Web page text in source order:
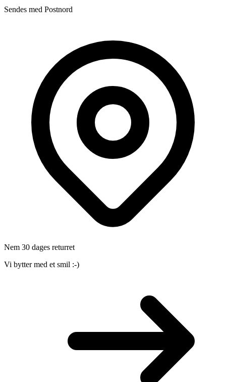
Sendes med Postnord
Nem 30 dages returret
Vi bytter med et smil :-)